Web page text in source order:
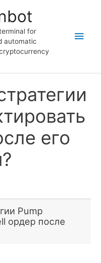
for
automatic
Main
его
Pump
ордер после